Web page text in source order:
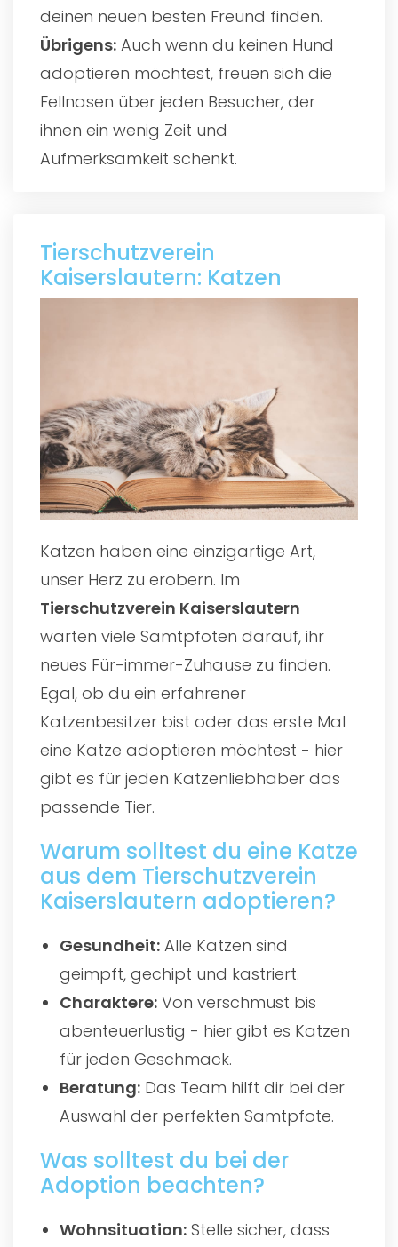
deinen neuen besten Freund finden.
Übrigens: Auch wenn du keinen Hund
adoptieren möchtest, freuen sich die
Fellnasen über jeden Besucher, der
ihnen ein wenig Zeit und
Aufmerksamkeit schenkt.
Tierschutzverein
Kaiserslautern: Katzen
Katzen haben eine einzigartige Art,
unser Herz zu erobern. Im
Tierschutzverein Kaiserslautern
warten viele Samtpfoten darauf, ihr
neues Für-immer-Zuhause zu finden.
Egal, ob du ein erfahrener
Katzenbesitzer bist oder das erste Mal
eine Katze adoptieren möchtest - hier
gibt es für jeden Katzenliebhaber das
passende Tier.
Warum solltest du eine Katze
aus dem Tierschutzverein
Kaiserslautern adoptieren?
Gesundheit: Alle Katzen sind
geimpft, gechipt und kastriert.
Charaktere: Von verschmust bis
abenteuerlustig - hier gibt es Katzen
für jeden Geschmack.
Beratung: Das Team hilft dir bei der
Auswahl der perfekten Samtpfote.
Was solltest du bei der
Adoption beachten?
Wohnsituation: Stelle sicher, dass